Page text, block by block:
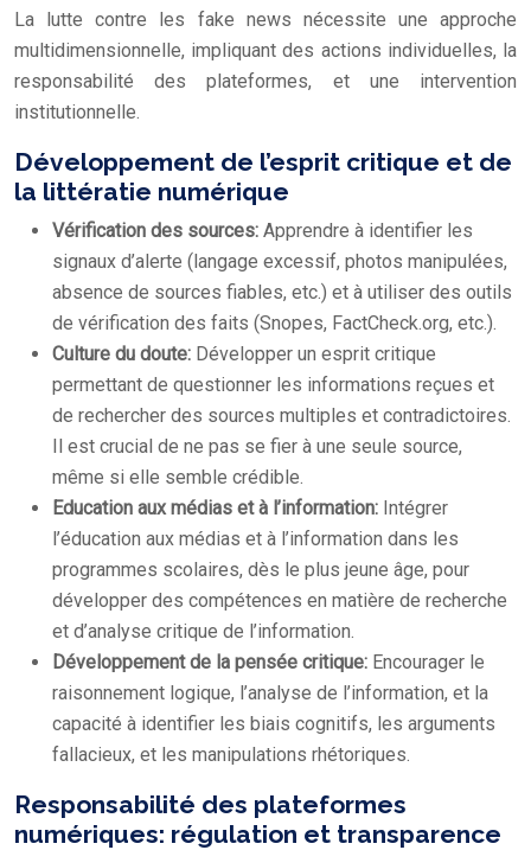
La lutte contre les fake news nécessite une approche
multidimensionnelle, impliquant des actions individuelles, la
responsabilité des plateformes, et une intervention
institutionnelle.
Développement de l’esprit critique et de
la littératie numérique
Vérification des sources: Apprendre à identifier les
signaux d’alerte (langage excessif, photos manipulées,
absence de sources fiables, etc.) et à utiliser des outils
de vérification des faits (Snopes, FactCheck.org, etc.).
Culture du doute: Développer un esprit critique
permettant de questionner les informations reçues et
de rechercher des sources multiples et contradictoires.
Il est crucial de ne pas se fier à une seule source,
même si elle semble crédible.
Education aux médias et à l’information: Intégrer
l’éducation aux médias et à l’information dans les
programmes scolaires, dès le plus jeune âge, pour
développer des compétences en matière de recherche
et d’analyse critique de l’information.
Développement de la pensée critique: Encourager le
raisonnement logique, l’analyse de l’information, et la
capacité à identifier les biais cognitifs, les arguments
fallacieux, et les manipulations rhétoriques.
Responsabilité des plateformes
numériques: régulation et transparence